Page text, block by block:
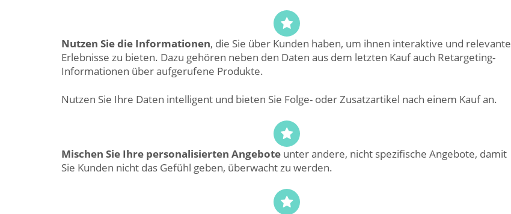
Nutzen Sie die Informationen, die Sie über Kunden haben, um ihnen interaktive und relevante
Erlebnisse zu bieten. Dazu gehören neben den Daten aus dem letzten Kauf auch Retargeting-
Informationen über aufgerufene Produkte.
Nutzen Sie Ihre Daten intelligent und bieten Sie Folge- oder Zusatzartikel nach einem Kauf an.
Mischen Sie Ihre personalisierten Angebote unter andere, nicht spezifische Angebote, damit
Sie Kunden nicht das Gefühl geben, überwacht zu werden.